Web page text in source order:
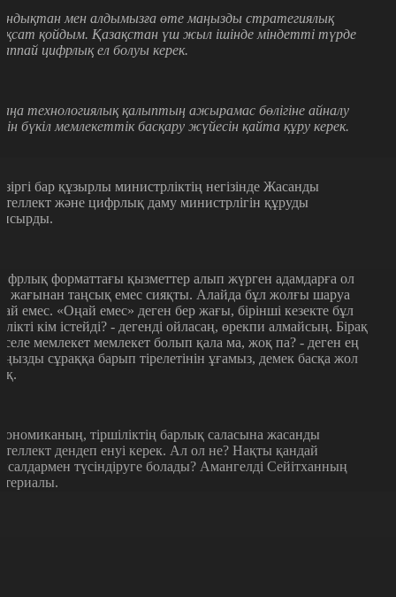
мен алдымызға өте маңызды стратегиялық
қойдым. Қазақстан үш жыл ішінде міндетті түрде
цифрлық ел болуы керек.
технологиялық қалыптың ажырамас бөлігіне айналу
бүкіл мемлекеттік басқару жүйесін қайта құру керек.
бар құзырлы министрліктің негізінде Жасанды
және цифрлық даму министрлігін құруды
форматтағы қызметтер алып жүрген адамдарға ол
жағынан таңсық емес сияқты. Алайда бұл жолғы шаруа
емес. «Оңай емес» деген бер жағы, бірінші кезекте бұл
кім істейді? - дегенді ойласаң, өрекпи алмайсың. Бірақ
мемлекет мемлекет болып қала ма, жоқ па? - деген ең
сұраққа барып тірелетінін ұғамыз, демек басқа жол
тіршіліктің барлық саласына жасанды
дендеп енуі керек. Ал ол не? Нақты қандай
түсіндіруге болады? Амангелді Сейітханның